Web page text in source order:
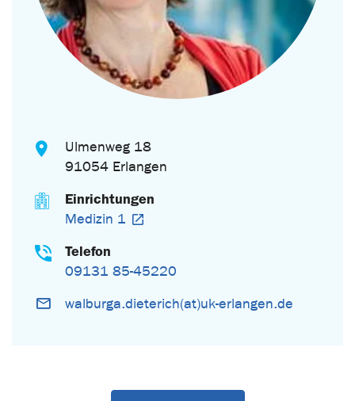
Ulmenweg 18
91054 Erlangen
Einrichtungen
Medizin 1
Telefon
09131 85-45220
walburga.dieterich(at)uk-erlangen.de